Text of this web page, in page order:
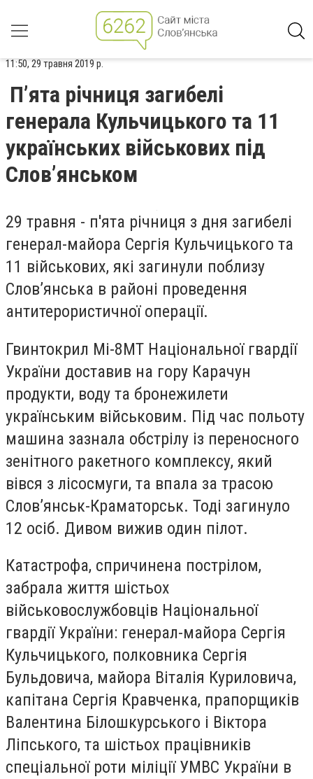
11:50, 29 травня 2019 р.
П’ята річниця загибелі
генерала Кульчицького та 11
українських військових під
Слов’янськом
29 травня - п'ята річниця з дня загибелі
генерал-майора Сергія Кульчицького та
11 військових, які загинули поблизу
Слов’янська в районі проведення
антитерористичної операції.
Гвинтокрил Мі-8МТ Національної гвардії
України доставив на гору Карачун
продукти, воду та бронежилети
українським військовим. Під час польоту
машина зазнала обстрілу із переносного
зенітного ракетного комплексу, який
вівся з лісосмуги, та впала за трасою
Слов’янськ-Краматорськ. Тоді загинуло
12 осіб. Дивом вижив один пілот.
Катастрофа, спричинена пострілом,
забрала життя шістьох
військовослужбовців Національної
гвардії України: генерал-майора Сергія
Кульчицького, полковника Сергія
Бульдовича, майора Віталія Куриловича,
капітана Сергія Кравченка, прапорщиків
Валентина Білошкурського і Віктора
Ліпського, та шістьох працівників
спеціальної роти міліції УМВС України в